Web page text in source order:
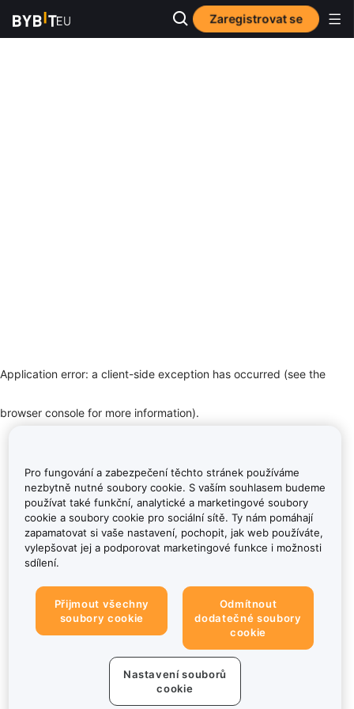
Zaregistrovat se
Application error: a client-side exception has occurred (see the
browser console for more information).
Pro fungování a zabezpečení těchto stránek používáme
nezbytně nutné soubory cookie. S vaším souhlasem budeme
používat také funkční, analytické a marketingové soubory
cookie a soubory cookie pro sociální sítě. Ty nám pomáhají
zapamatovat si vaše nastavení, pochopit, jak web používáte,
vylepšovat jej a podporovat marketingové funkce i možnosti
sdílení.
Přijmout všechny
soubory cookie
Odmítnout
dodatečné soubory
cookie
Nastavení souborů
cookie